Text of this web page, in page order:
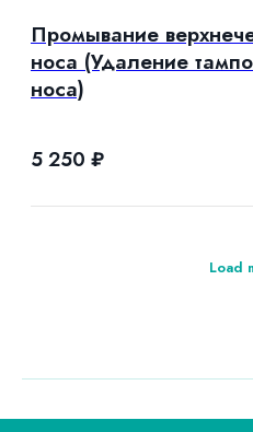
Промывание
носа (Удаление
носа)
5 250 ₽
Load